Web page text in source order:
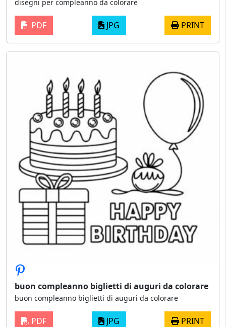
disegni per compleanno da colorare
PDF JPG PRINT
buon compleanno biglietti di auguri da colorare
buon compleanno biglietti di auguri da colorare
PDF JPG PRINT